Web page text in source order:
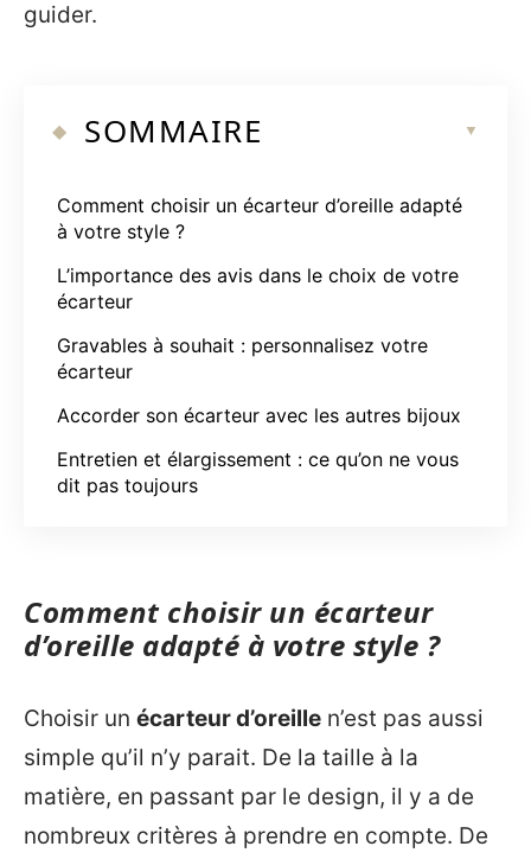
guider.
SOMMAIRE
Comment choisir un écarteur d’oreille adapté
à votre style ?
L’importance des avis dans le choix de votre
écarteur
Gravables à souhait : personnalisez votre
écarteur
Accorder son écarteur avec les autres bijoux
Entretien et élargissement : ce qu’on ne vous
dit pas toujours
Comment choisir un écarteur
d’oreille adapté à votre style ?
Choisir un écarteur d’oreille n’est pas aussi
simple qu’il n’y parait. De la taille à la
matière, en passant par le design, il y a de
nombreux critères à prendre en compte. De